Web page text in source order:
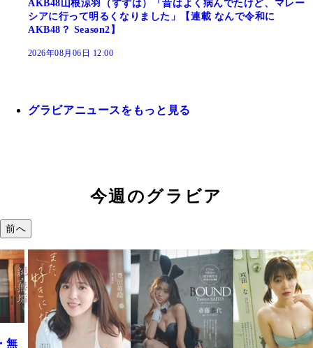
AKB48山根涼羽（すずは）「昔はよく病んでたけど、マレー
シアに行って明るくなりました」【連載 なんで令和に
AKB48？ Season2】
2026年08月06日 12:00
グラビアニュースをもっと見る
今週のグラビア
前へ